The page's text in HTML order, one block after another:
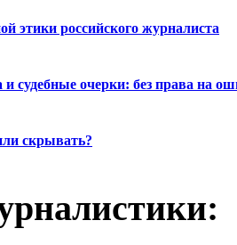
этики российского журналиста
судебные очерки: без права на
скрывать?